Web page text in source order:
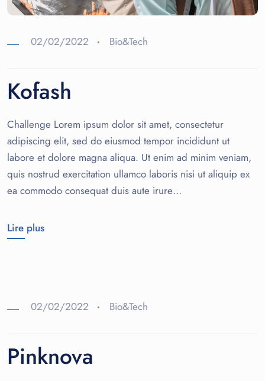
02/02/2022 Bio&Tech
Kofash
Challenge Lorem ipsum dolor sit amet, consectetur
adipiscing elit, sed do eiusmod tempor incididunt ut
labore et dolore magna aliqua. Ut enim ad minim veniam,
quis nostrud exercitation ullamco laboris nisi ut aliquip ex
ea commodo consequat duis aute irure…
Lire plus
02/02/2022 Bio&Tech
Pinknova